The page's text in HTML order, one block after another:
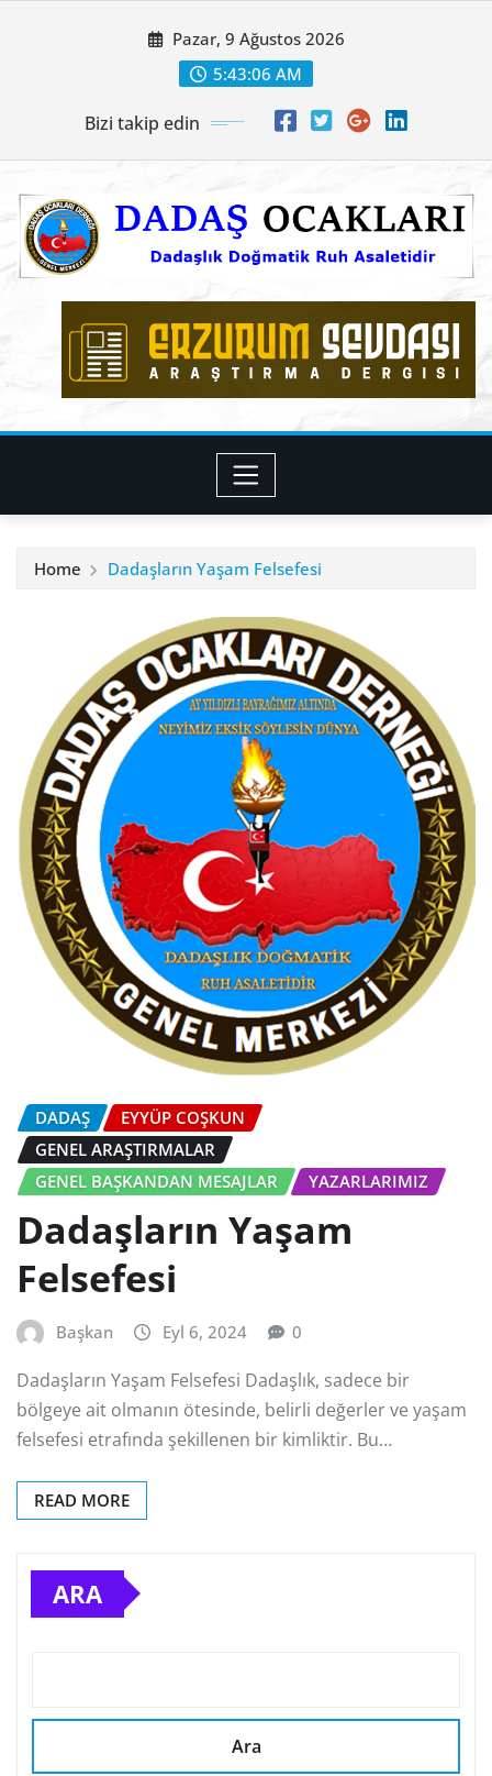
Pazar, 9 Ağustos 2026
5:43:07 AM
Bizi takip edin
Home Dadaşların Yaşam Felsefesi
DADAŞ
EYYÜP COŞKUN
GENEL ARAŞTIRMALAR
GENEL BAŞKANDAN MESAJLAR
YAZARLARIMIZ
Dadaşların Yaşam
Felsefesi
Başkan Eyl 6, 2024 0
Dadaşların Yaşam Felsefesi Dadaşlık, sadece bir
bölgeye ait olmanın ötesinde, belirli değerler ve yaşam
felsefesi etrafında şekillenen bir kimliktir. Bu…
READ MORE
ARA
Ara